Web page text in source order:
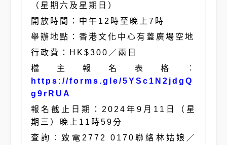
（星期六及星期日）
開放時間：中午12時至晚上7時
舉辦地點：香港文化中心有蓋廣場空地
行政費：HK$300／兩日
檔主報名表格︰
https://forms.gle/5YSc1N2jdgQ
g9rRUA
報名截止日期：2024年9月11日（星
期三）晚上11時59分
查詢︰致電2772 0170聯絡林姑娘／